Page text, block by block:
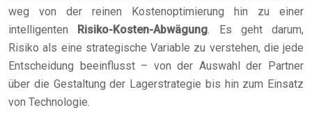
weg von der reinen Kostenoptimierung hin zu einer
intelligenten Risiko-Kosten-Abwägung. Es geht darum,
Risiko als eine strategische Variable zu verstehen, die jede
Entscheidung beeinflusst – von der Auswahl der Partner
über die Gestaltung der Lagerstrategie bis hin zum Einsatz
von Technologie.